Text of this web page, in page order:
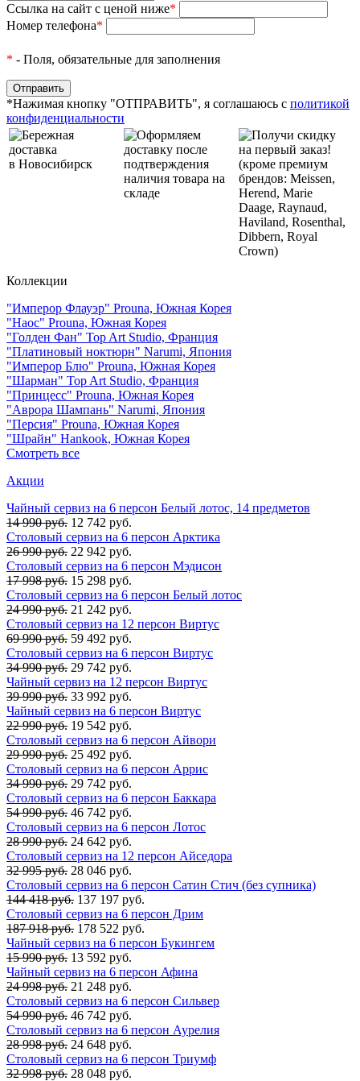
Ссылка на сайт с ценой ниже*
Номер телефона*
* - Поля, обязательные для заполнения
*Нажимая кнопку "ОТПРАВИТЬ", я соглашаюсь с политикой
конфиденциальности
Бережная
доставка
в Новосибирск
Оформляем
доставку после
подтверждения
наличия товара на
складе
Получи скидку
на первый заказ!
(кроме премиум
брендов: Meissen,
Herend, Marie
Daage, Raynaud,
Haviland, Rosenthal,
Dibbern, Royal
Crown)
Коллекции
"Имперор Флауэр" Prouna, Южная Корея
"Наос" Prouna, Южная Корея
"Голден Фан" Top Art Studio, Франция
"Платиновый ноктюрн" Narumi, Япония
"Имперор Блю" Prouna, Южная Корея
"Шарман" Top Art Studio, Франция
"Принцесс" Prouna, Южная Корея
"Аврора Шампань" Narumi, Япония
"Персия" Prouna, Южная Корея
"Шрайн" Hankook, Южная Корея
Смотреть все
Акции
Чайный сервиз на 6 персон Белый лотос, 14 предметов
14 990 руб. 12 742 руб.
Столовый сервиз на 6 персон Арктика
26 990 руб. 22 942 руб.
Столовый сервиз на 6 персон Мэдисон
17 998 руб. 15 298 руб.
Столовый сервиз на 6 персон Белый лотос
24 990 руб. 21 242 руб.
Столовый сервиз на 12 персон Виртус
69 990 руб. 59 492 руб.
Столовый сервиз на 6 персон Виртус
34 990 руб. 29 742 руб.
Чайный сервиз на 12 персон Виртус
39 990 руб. 33 992 руб.
Чайный сервиз на 6 персон Виртус
22 990 руб. 19 542 руб.
Столовый сервиз на 6 персон Айвори
29 990 руб. 25 492 руб.
Столовый сервиз на 6 персон Аррис
34 990 руб. 29 742 руб.
Столовый сервиз на 6 персон Баккара
54 990 руб. 46 742 руб.
Столовый сервиз на 6 персон Лотос
28 990 руб. 24 642 руб.
Столовый сервиз на 12 персон Айседора
32 995 руб. 28 046 руб.
Столовый сервиз на 6 персон Сатин Стич (без супника)
144 418 руб. 137 197 руб.
Столовый сервиз на 6 персон Дрим
187 918 руб. 178 522 руб.
Чайный сервиз на 6 персон Букингем
15 990 руб. 13 592 руб.
Чайный сервиз на 6 персон Афина
24 998 руб. 21 248 руб.
Столовый сервиз на 6 персон Сильвер
54 990 руб. 46 742 руб.
Столовый сервиз на 6 персон Аурелия
28 998 руб. 24 648 руб.
Столовый сервиз на 6 персон Триумф
32 998 руб. 28 048 руб.